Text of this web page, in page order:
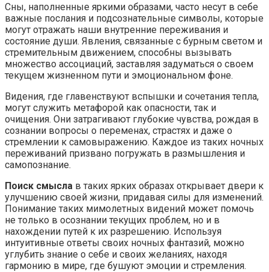
Сны, наполненные яркими образами, часто несут в себе
важные послания и подсознательные символы, которые
могут отражать наши внутренние переживания и
состояние души. Явления, связанные с бурным светом и
стремительным движением, способны вызывать
множество ассоциаций, заставляя задуматься о своем
текущем жизненном пути и эмоциональном фоне.
Видения, где главенствуют вспышки и сочетания тепла,
могут служить метафорой как опасности, так и
очищения. Они затрагивают глубокие чувства, рождая в
сознании вопросы о переменах, страстях и даже о
стремлении к самовыражению. Каждое из таких ночных
переживаний призвано погружать в размышления и
самопознание.
Поиск смысла в таких ярких образах открывает двери к
улучшению своей жизни, придавая силы для изменений.
Понимание таких мимолетных видений может помочь
не только в осознании текущих проблем, но и в
нахождении путей к их разрешению. Используя
интуитивные ответы своих ночных фантазий, можно
углубить знание о себе и своих желаниях, находя
гармонию в мире, где бушуют эмоции и стремления.